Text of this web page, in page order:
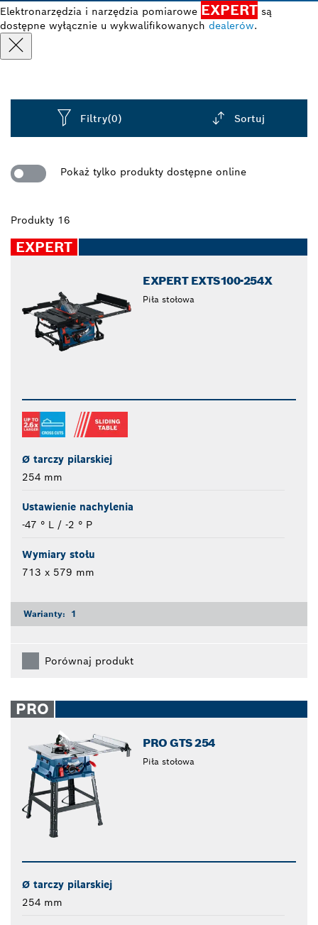
Elektronarzędzia i narzędzia pomiarowe EXPERT są
dostępne wyłącznie u wykwalifikowanych dealerów.
Filtry(0) Sortuj
Pokaż tylko produkty dostępne online
Produkty 16
EXPERT
EXPERT EXTS100-254X
Piła stołowa
Ø tarczy pilarskiej
254 mm
Ustawienie nachylenia
-47 ° L / -2 ° P
Wymiary stołu
713 x 579 mm
Warianty: 1
Porównaj produkt
PRO
PRO GTS 254
Piła stołowa
Ø tarczy pilarskiej
254 mm